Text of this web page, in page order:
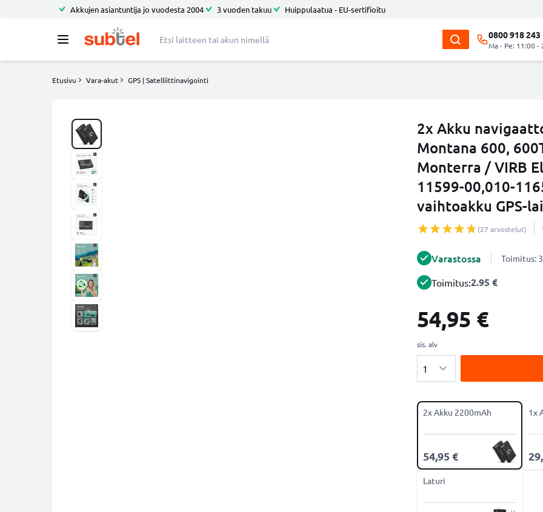
Akkujen asiantuntija jo vuodesta 2004 3 vuoden takuu Huippulaatua - EU-sertifioitu
0800 918 243
Ma - Pe: 11:00 -
Etusivu Vara-akut GPS | Satelliittinavigointi
2x Akku
Montana 600,
Monterra / VIRB
11599-00,010-
vaihtoakku GPS-
(27 arvostelut)
Varastossa Toimitus:
Toimitus:2.95 €
54,95 €
sis. alv
2x Akku 2200mAh
54,95 €
1x
Laturi